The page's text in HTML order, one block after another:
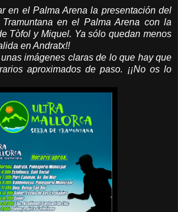
en el Palma Arena la presentación del
en el Palma Arena con la
Tòfol y Miquel. Ya sólo quedan menos
en Andratx!!
imágenes claras de lo que hay que
aproximados de paso. ¡¡No os lo